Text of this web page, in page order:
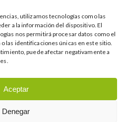
utilizamos tecnologías como las
a la información del dispositivo. El
nos permitirá procesar datos como el
las identificaciones únicas en este sitio.
puede afectar negativamente a
Aceptar
Denegar